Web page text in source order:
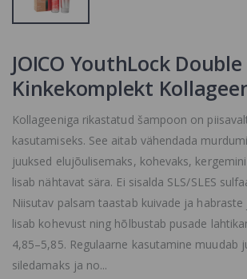
JOICO YouthLock
Kinkekomplekt
Kollageeniga rikastatud šampoon on
kasutamiseks. See aitab vähendada
juuksed elujõulisemaks, kohevaks,
lisab nähtavat sära. Ei sisalda SLS/SLES
Niisutav palsam taastab kuivade ja
lisab kohevust ning hõlbustab pusade
4,85–5,85. Regulaarne kasutamine muudab
siledamaks ja no...
Helestav
39.68 €